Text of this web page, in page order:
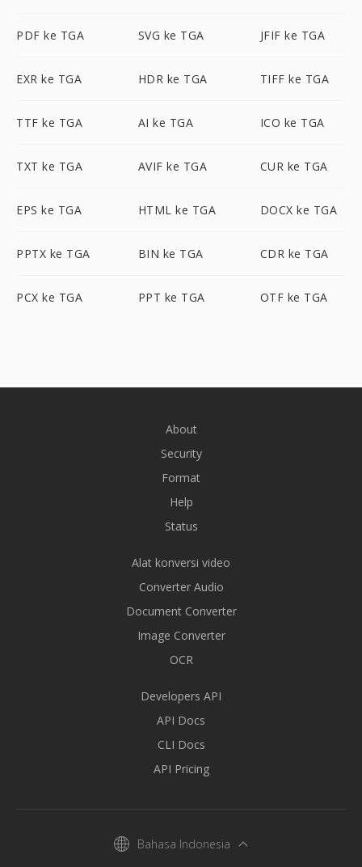
PDF ke TGA SVG ke TGA JFIF ke TGA
EXR ke TGA HDR ke TGA TIFF ke TGA
TTF ke TGA AI ke TGA ICO ke TGA
TXT ke TGA AVIF ke TGA CUR ke TGA
EPS ke TGA HTML ke TGA DOCX ke TGA
PPTX ke TGA BIN ke TGA CDR ke TGA
PCX ke TGA PPT ke TGA OTF ke TGA
About
Security
Format
Help
Status
Alat konversi video
Converter Audio
Document Converter
Image Converter
OCR
Developers API
API Docs
CLI Docs
API Pricing
Bahasa Indonesia